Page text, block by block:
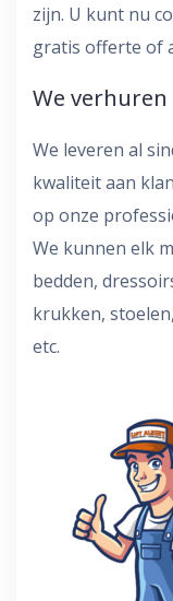
zijn. U kunt nu
gratis offerte of
We
We leveren al
kwaliteit aan
op onze
We kunnen elk
bedden,
krukken,
etc.